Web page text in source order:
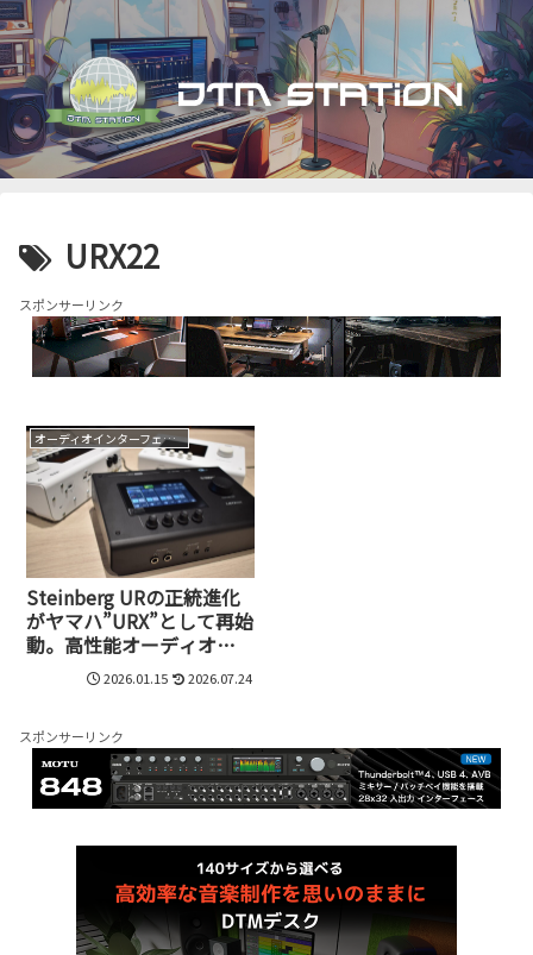
URX22
スポンサーリンク
オーディオインターフェイス
Steinberg URの正統進化
がヤマハ”URX”として再始
動。高性能オーディオイ
ンターフェイス、
URX22/44/44V徹底検証
2026.01.15 2026.07.24
スポンサーリンク